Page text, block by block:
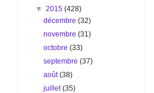
▼ 2015 (428)
décembre(32)
novembre(31)
octobre(33)
septembre(37)
août(38)
juillet(35)